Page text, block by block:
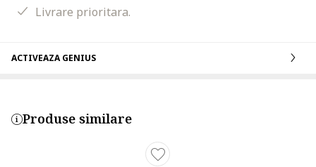
Livrare prioritara.
ACTIVEAZA GENIUS
Produse similare